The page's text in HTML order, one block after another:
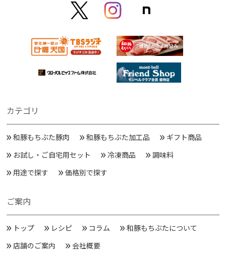
カテゴリ
和豚もちぶた豚肉 和豚もちぶた加工品
ギフト商品
お試し・ご自宅用セット
冷凍商品
調味料
用途で探す
価格別で探す
ご案内
トップ レシピ コラム
和豚もちぶたについて
店舗のご案内
会社概要